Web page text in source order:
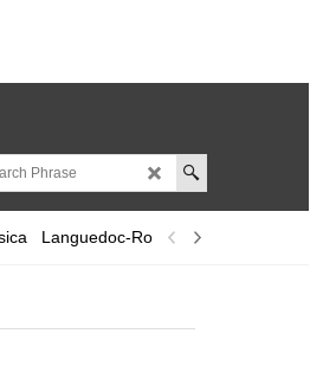
Languedoc-Roussillon